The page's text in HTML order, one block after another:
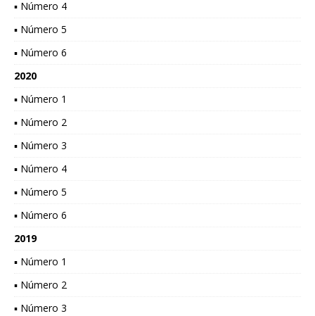
▪ Número 4
▪ Número 5
▪ Número 6
2020
▪ Número 1
▪ Número 2
▪ Número 3
▪ Número 4
▪ Número 5
▪ Número 6
2019
▪ Número 1
▪ Número 2
▪ Número 3